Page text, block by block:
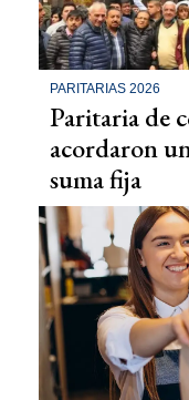
PARITARIAS 2026
Paritaria de
acordaron
suma fija